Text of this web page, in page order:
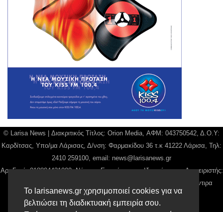
Το larisanews.gr χρησιμοποιεί cookies για να
βελτιώσει τη διαδικτυακή εμπειρία σου.
© Larisa News | Διακριτικός Τίτλος: Orion Media, ΑΦΜ: 043750542, Δ.Ο.Υ:
Καρδίτσας, Υπο/μα Λάρισας, Δ/νση: Φαρμακίδου 36 τ.κ 41222 Λάρισα, Τηλ:
2410 259100, email: news@larisanews.gr
Αρ. Γεμή: 018804431000, Νόμιμος Εκπρόσωπος, Ιδιοκτήτης και Διαχειριστής:
Παναγιώτης Φιλίππου, Διευθύντρια: Γιαννουσά Βασιλική, Διευθύντιρα
Σύνταξης: Μπαλαμπάνη Βασιλική.
Δικαιούχος domain name Παναγιώτης Φιλίππου